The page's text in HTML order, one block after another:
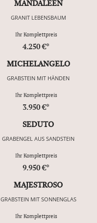
MANDALEEN
GRANIT LEBENSBAUM
Ihr Komplettpreis
4.250 €*
MICHELANGELO
GRABSTEIN MIT HÄNDEN
Ihr Komplettpreis
3.950 €*
SEDUTO
GRABENGEL AUS SANDSTEIN
Ihr Komplettpreis
9.950 €*
MAJESTROSO
GRABSTEIN MIT SONNENGLAS
Ihr Komplettpreis